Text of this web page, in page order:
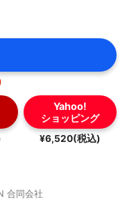
Yahoo!
ショッピング
¥6,520(税込)
合同会社